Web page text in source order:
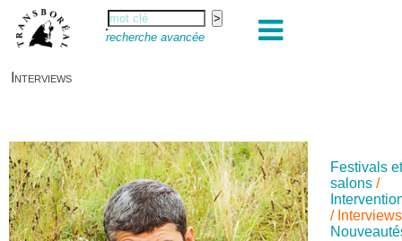
recherche avancée
Interviews
Festivals
salons /
/ Interviews